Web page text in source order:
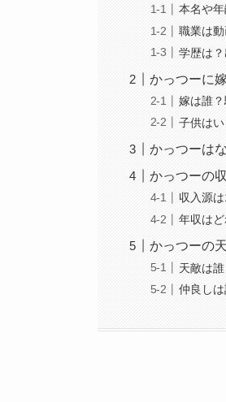
本名や
職業は
学歴は
かっつーに
嫁は誰
子供はい
かっつーは
かっつーの
収入源
年収は
かっつーの
天敵は誰
仲良しは